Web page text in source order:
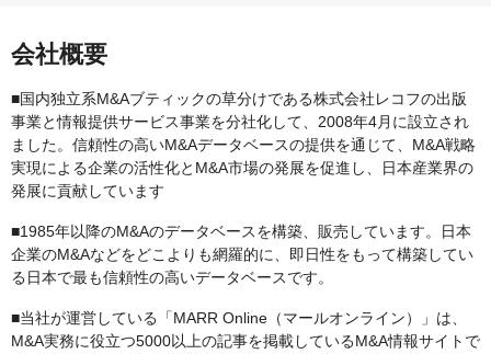
会社概要
■国内独立系M&Aブティックの草分けである株式会社レコフの出版
事業と情報提供サービス事業を分社化して、2008年4月に設立され
ました。信頼性の高いM&Aデータベースの提供を通じて、M&A戦略
実現による企業の活性化とM&A市場の発展を促進し、日本産業界の
発展に貢献しています
■1985年以降のM&Aのデータベースを構築、販売しています。日本
企業のM&Aなどをどこよりも網羅的に、即日性をもって構築してい
る日本で最も信頼性の高いデータベースです。
■当社が運営している「MARR Online（マールオンライン）」は、
M&A実務に役立つ5000以上の記事を掲載しているM&A情報サイトで